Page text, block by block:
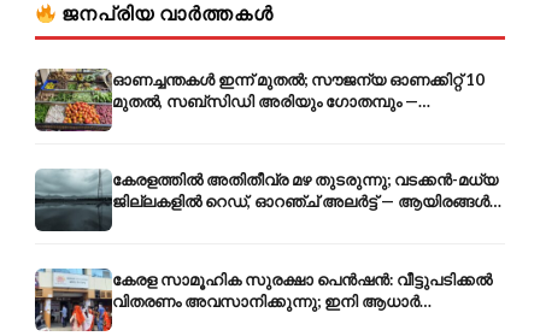
ജനപ്രിയ വാർത്തകൾ
ഓണച്ചന്തകൾ ഇന്ന് മുതൽ; സൗജന്യ ഓണക്കിറ്റ് 10
മുതൽ, സബ്സിഡി അരിയും ഗോതമ്പും —
വിലക്കയറ്റത്തിന് കടിഞ്ഞാൺ
കേരളത്തിൽ അതിതീവ്ര മഴ തുടരുന്നു; വടക്കൻ-മധ്യ
ജില്ലകളിൽ റെഡ്, ഓറഞ്ച് അലർട്ട് — ആയിരങ്ങൾ
ക്യാമ്പുകളിൽ
കേരള സാമൂഹിക സുരക്ഷാ പെൻഷൻ: വീട്ടുപടിക്കൽ
വിതരണം അവസാനിക്കുന്നു; ഇനി ആധാർ
അക്കൗണ്ടിൽ നേരിട്ട്